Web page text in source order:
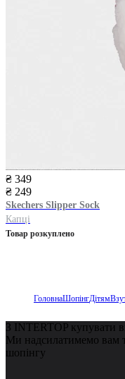
₴ 349
₴ 249
Skechers Slipper Sock
Капці
Товар розкуплено
ГоловнаШопінгДітям
З INTERTOP купувати
Ми надсилатимемо вам
шопінгу